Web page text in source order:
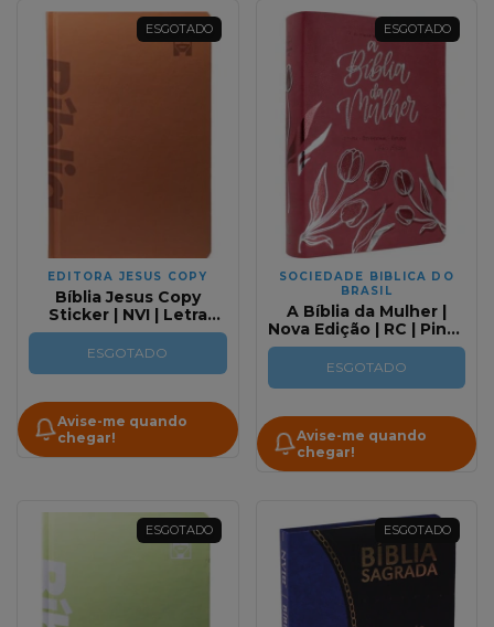
ESGOTADO
EDITORA JESUS COPY
Bíblia Jesus Copy
Sticker | NVI | Letra
Normal | Capa Dura
Terracota
ESGOTADO
Avise-me quando
chegar!
ESGOTADO
SOCIEDADE BIBLICA DO
BRASIL
A Bíblia da Mulher |
Nova Edição | RC | Pink |
Tamanho Portátil
ESGOTADO
Avise-me quando
chegar!
ESGOTADO ESGOTADO